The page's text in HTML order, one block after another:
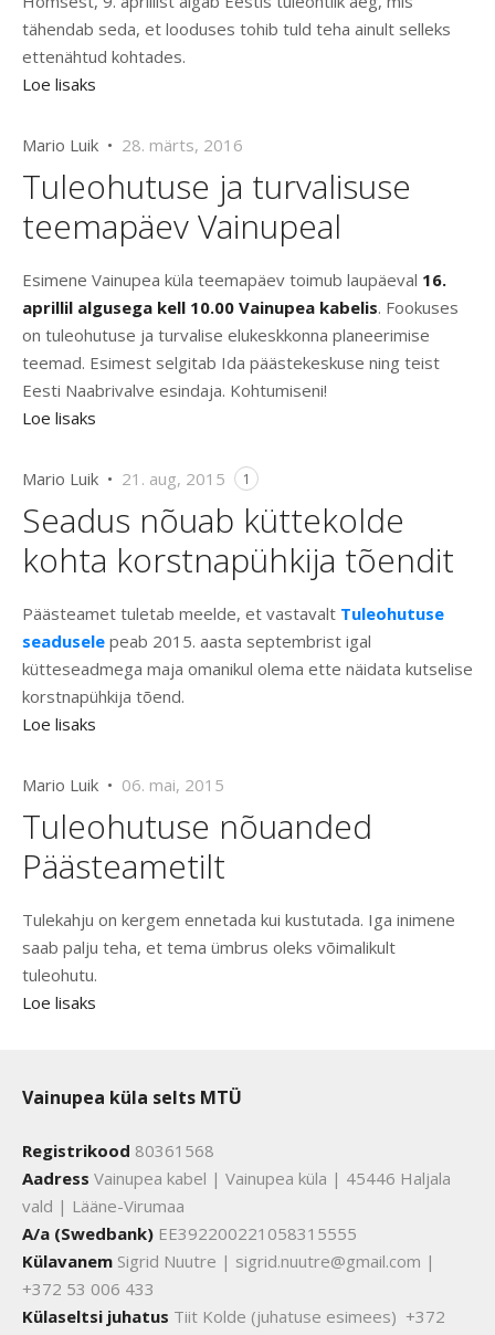
tähendab seda, et looduses tohib tuld teha ainult selleks
ettenähtud kohtades.
Loe lisaks
Mario Luik • 28. märts, 2016
Tuleohutuse ja turvalisuse
teemapäev Vainupeal
Esimene Vainupea küla teemapäev toimub laupäeval 16.
aprillil algusega kell 10.00 Vainupea kabelis. Fookuses
on tuleohutuse ja turvalise elukeskkonna planeerimise
teemad. Esimest selgitab Ida päästekeskuse ning teist
Eesti Naabrivalve esindaja. Kohtumiseni!
Loe lisaks
Mario Luik • 21. aug, 2015 1
Seadus nõuab küttekolde
kohta korstnapühkija tõendit
Päästeamet tuletab meelde, et vastavalt Tuleohutuse
seadusele peab 2015. aasta septembrist igal
kütteseadmega maja omanikul olema ette näidata kutselise
korstnapühkija tõend.
Loe lisaks
Mario Luik • 06. mai, 2015
Tuleohutuse nõuanded
Päästeametilt
Tulekahju on kergem ennetada kui kustutada. Iga inimene
saab palju teha, et tema ümbrus oleks võimalikult
tuleohutu.
Loe lisaks
Vainupea küla selts MTÜ
Registrikood 80361568
Aadress Vainupea kabel | Vainupea küla | 45446 Haljala
vald | Lääne-Virumaa
A/a (Swedbank) EE392200221058315555
Külavanem Sigrid Nuutre | sigrid.nuutre@gmail.com |
+372 53 006 433
Külaseltsi juhatus Tiit Kolde (juhatuse esimees) +372